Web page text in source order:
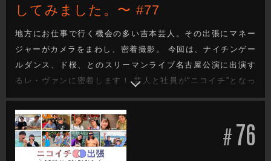
してみました。〜 #77
地方にお仕事で行く機会の多い吉本芸人。その出張にマネー
ジャーがカメラをまわし、密着撮影。 今回は、ナイチンゲー
ルダンス、ド桜、とのスリーマンライブ名古屋公演に出演す
るレ・ヴァンに密着します！ 芸人と社員が“ニコイチ”となっ
て成り立っているのが吉本興業のお仕事。その距離感で織り
なされる会話や、芸人のオフの顔、吉本興業社員のお仕事も
垣間見れます。(後編)
#76